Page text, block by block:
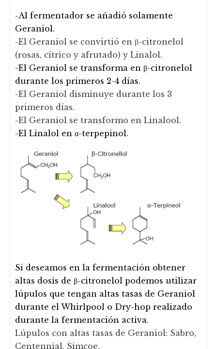
-Al fermentador se añadió solamente
Geraniol.
-El Geraniol se convirtió en β-citronelol
(rosas, cítrico y afrutado) y Linalol.
-El Geraniol se transforma en β-citronelol
durante los primeros 2-4 días.
-El Geraniol disminuye durante los 3
primeros días.
-El Geraniol se transformo en Linalool.
-El Linalol en α-terpepinol.
Si deseamos en la fermentación obtener
altas dosis de β-citronelol podemos utilizar
lúpulos que tengan altas tasas de Geraniol
durante el Whirlpool o Dry-hop realizado
durante la fermentación activa.
Lúpulos con altas tasas de Geraniol: Sabro,
Centennial, Simcoe.